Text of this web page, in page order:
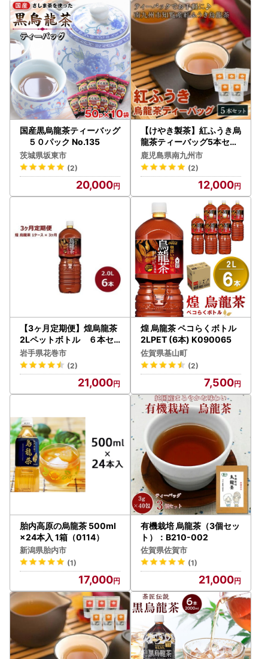
国産黒烏龍茶ティーバッグ
５０パック No.135
茨城県坂東市
(2)
20,000
【けやき製茶】紅ふうき烏
龍茶ティーバッグ5本セッ
ト【1185817】
鹿児島県南九州市
(2)
12,000
【3ヶ月定期便】煌烏龍茶
2Lペットボトル ６本セ
ット 【849】
岩手県花巻市
(2)
21,000
煌 烏龍茶 ペコらくボトル
2LPET (6本) K090065
佐賀県基山町
(2)
7,500
胎内高原の烏龍茶 500ml
×24本入 1箱（0114）
新潟県胎内市
(1)
17,000
有機栽培 烏龍茶（3個セッ
ト）：B210-002
佐賀県佐賀市
(1)
21,000